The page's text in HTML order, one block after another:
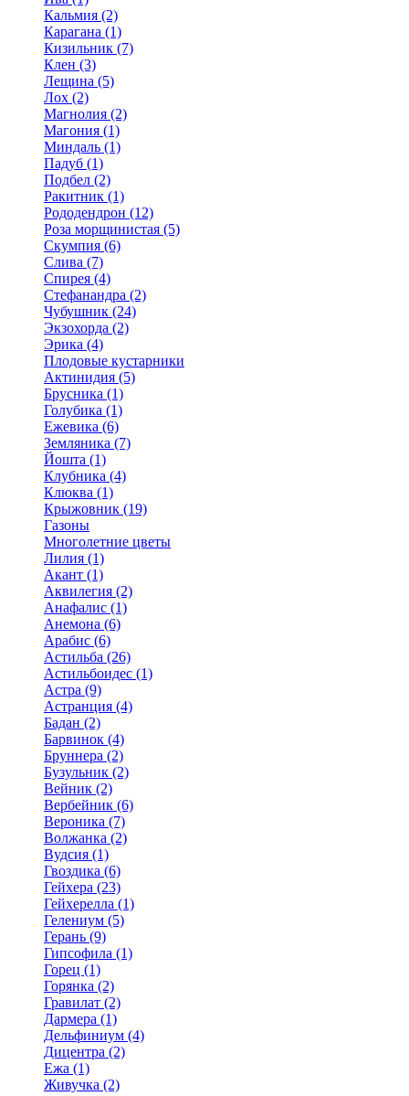
Кальмия (2)
Карагана (1)
Кизильник (7)
Клен (3)
Лещина (5)
Лох (2)
Магнолия (2)
Магония (1)
Миндаль (1)
Падуб (1)
Подбел (2)
Ракитник (1)
Рододендрон (12)
Роза морщинистая (5)
Скумпия (6)
Слива (7)
Спирея (4)
Стефанандра (2)
Чубушник (24)
Экзохорда (2)
Эрика (4)
Плодовые кустарники
Актинидия (5)
Брусника (1)
Голубика (1)
Ежевика (6)
Земляника (7)
Йошта (1)
Клубника (4)
Клюква (1)
Крыжовник (19)
Газоны
Многолетние цветы
Лилия (1)
Акант (1)
Аквилегия (2)
Анафалис (1)
Анемона (6)
Арабис (6)
Астильба (26)
Астильбоидес (1)
Астра (9)
Астранция (4)
Бадан (2)
Барвинок (4)
Бруннера (2)
Бузульник (2)
Вейник (2)
Вербейник (6)
Вероника (7)
Волжанка (2)
Вудсия (1)
Гвоздика (6)
Гейхера (23)
Гейхерелла (1)
Гелениум (5)
Герань (9)
Гипсофила (1)
Горец (1)
Горянка (2)
Гравилат (2)
Дармера (1)
Дельфиниум (4)
Дицентра (2)
Ежа (1)
Живучка (2)